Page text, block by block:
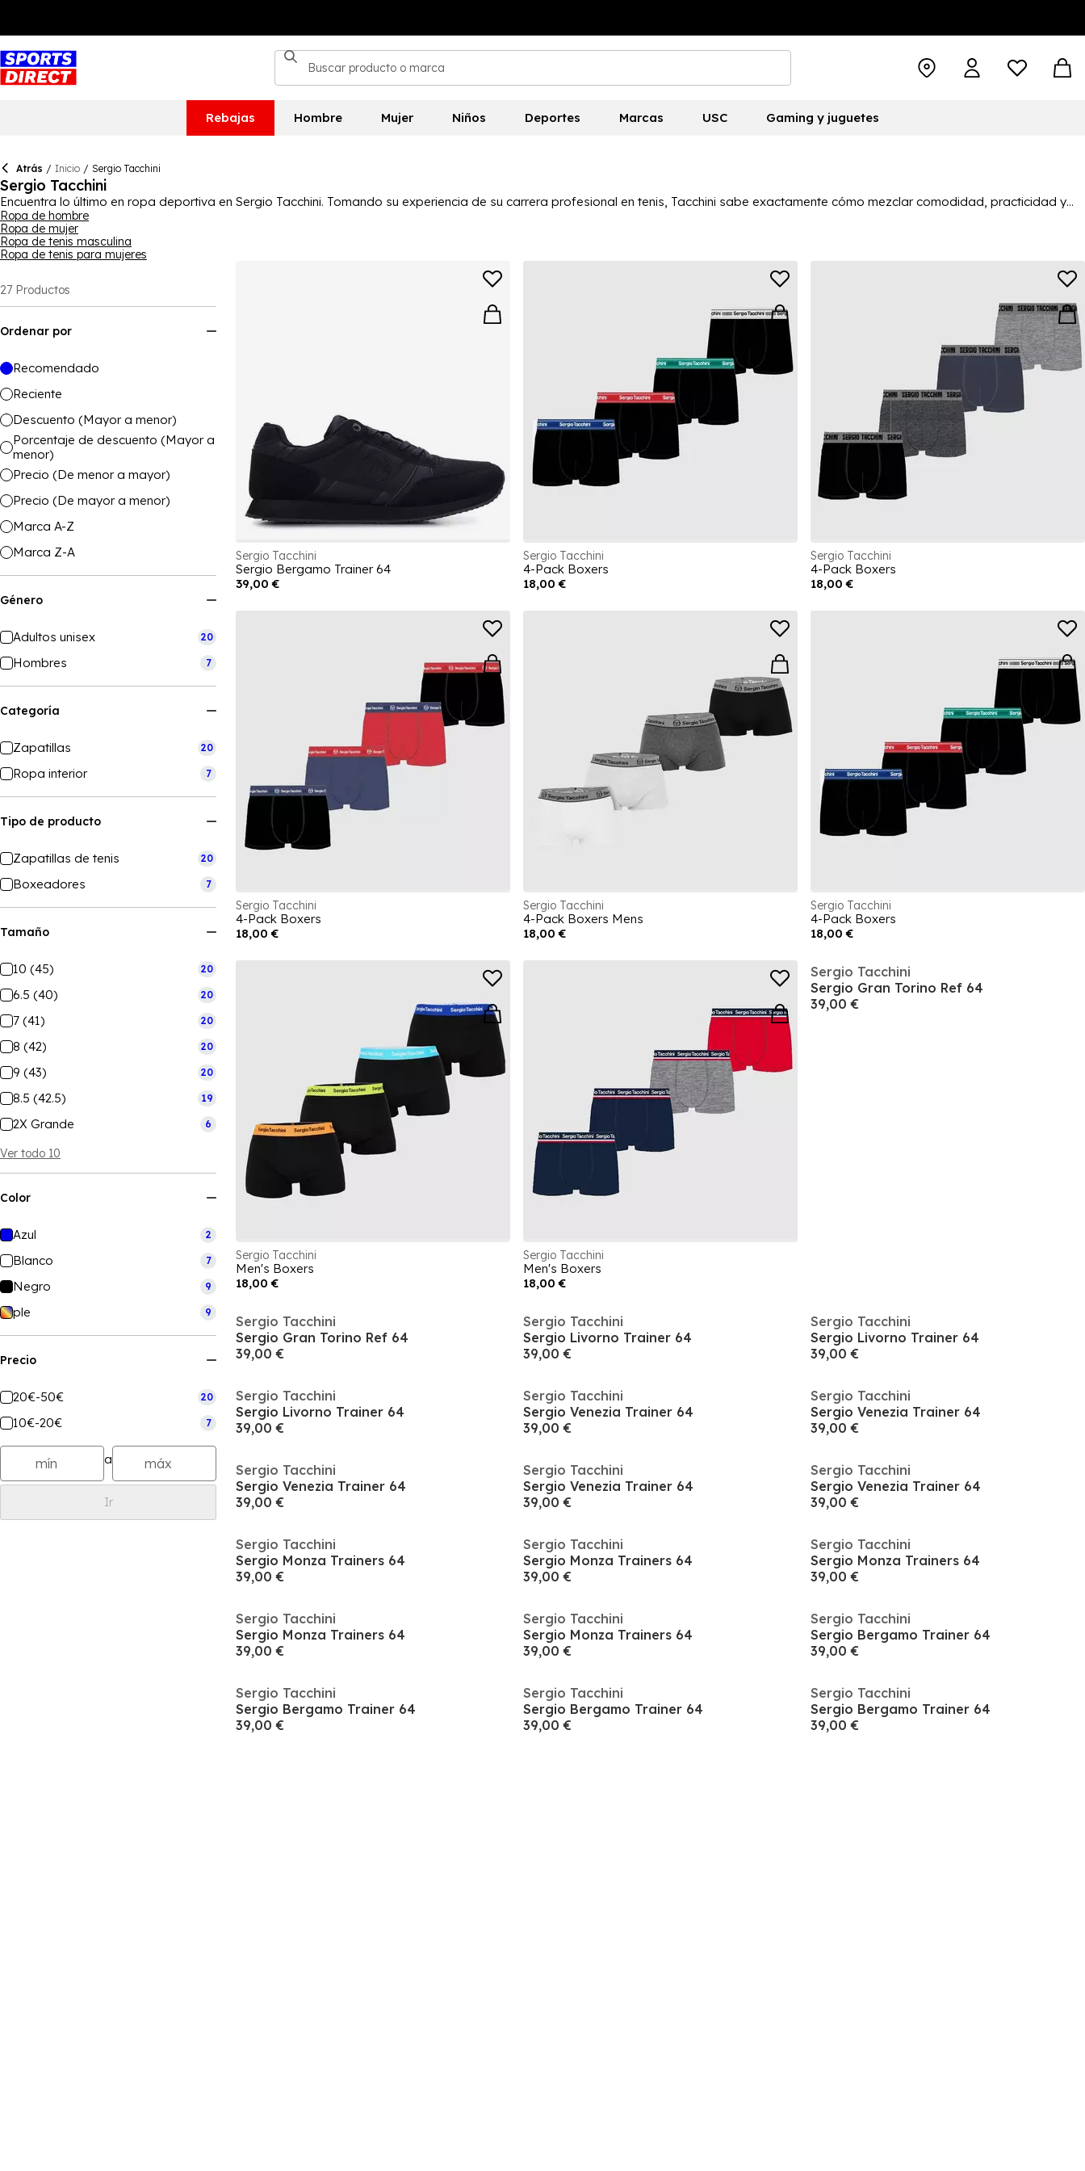
Rebajas Hombre Mujer Niños Deportes Marcas USC Gaming y juguetes
Atrás / Inicio / Sergio Tacchini
Sergio Tacchini
Encuentra lo último en ropa deportiva en Sergio Tacchini. Tomando su experiencia de su carrera profesional en tenis, Tacchini sabe exactamente cómo mezclar comodidad, practicidad y
estilo. Disfruta de camisetas, sudaderas con capucha, zapatillas, pantalones de jogging y polos para hombres, mujeres y niños, todos listos para la acción y con un aspecto
impresionante.
Ropa de hombre
Ropa de mujer
Ropa de tenis masculina
Ropa de tenis para mujeres
27 Productos
Ordenar por
Recomendado
Reciente
Descuento (Mayor a menor)
Porcentaje de descuento (Mayor a
menor)
Precio (De menor a mayor)
Precio (De mayor a menor)
Marca A-Z
Marca Z-A
Género
Adultos unisex 20
Hombres 7
Categoría
Zapatillas 20
Ropa interior 7
Tipo de producto
Zapatillas de tenis 20
Boxeadores 7
Tamaño
10 (45) 20
6.5 (40) 20
7 (41) 20
8 (42) 20
9 (43) 20
8.5 (42.5) 19
2X Grande 6
Ver todo 10
Color
Azul 2
Blanco 7
Negro 9
ple 9
Precio
20€-50€ 20
10€-20€ 7
a
Ir
Sergio Tacchini
Sergio Bergamo Trainer 64
39,00 €
Sergio Tacchini
4-Pack Boxers
18,00 €
Sergio Tacchini
4-Pack Boxers
18,00 €
Sergio Tacchini
4-Pack Boxers
18,00 €
Sergio Tacchini
4-Pack Boxers Mens
18,00 €
Sergio Tacchini
4-Pack Boxers
18,00 €
Sergio Tacchini
Men's Boxers
18,00 €
Sergio Tacchini
Men's Boxers
18,00 €
Sergio Tacchini
Sergio Gran Torino Ref 64
39,00 €
Sergio Tacchini
Sergio Gran Torino Ref 64
39,00 €
Sergio Tacchini
Sergio Livorno Trainer 64
39,00 €
Sergio Tacchini
Sergio Livorno Trainer 64
39,00 €
Sergio Tacchini
Sergio Livorno Trainer 64
39,00 €
Sergio Tacchini
Sergio Venezia Trainer 64
39,00 €
Sergio Tacchini
Sergio Venezia Trainer 64
39,00 €
Sergio Tacchini
Sergio Venezia Trainer 64
39,00 €
Sergio Tacchini
Sergio Venezia Trainer 64
39,00 €
Sergio Tacchini
Sergio Venezia Trainer 64
39,00 €
Sergio Tacchini
Sergio Monza Trainers 64
39,00 €
Sergio Tacchini
Sergio Monza Trainers 64
39,00 €
Sergio Tacchini
Sergio Monza Trainers 64
39,00 €
Sergio Tacchini
Sergio Monza Trainers 64
39,00 €
Sergio Tacchini
Sergio Monza Trainers 64
39,00 €
Sergio Tacchini
Sergio Bergamo Trainer 64
39,00 €
Sergio Tacchini
Sergio Bergamo Trainer 64
39,00 €
Sergio Tacchini
Sergio Bergamo Trainer 64
39,00 €
Sergio Tacchini
Sergio Bergamo Trainer 64
39,00 €